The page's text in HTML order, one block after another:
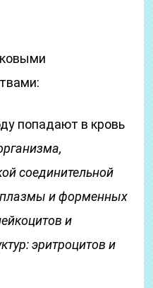
попадают в кровь
соединительной
плазмы и форменных
и
эритроцитов и